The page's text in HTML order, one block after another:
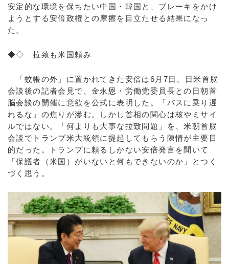
安定的な環境を保ちたい中国・韓国と、ブレーキをかけ
ようとする安倍政権との摩擦を目立たせる結果になっ
た。
◆◇ 拉致も米国頼み
「蚊帳の外」に置かれてきた安倍は6月7日、日米首脳
会談後の記者会見で、金永恩・労働党委員長との日朝首
脳会談の開催に意欲を公式に表明した。「バスに乗り遅
れるな」の焦りが滲む。しかし首相の関心は核やミサイ
ルではない。「何よりも大事な拉致問題」を、米朝首脳
会談でトランプ米大統領に提起してもらう陳情が主要目
的だった。トランプに頼るしかない安倍発言を聞いて
「保護者（米国）がいないと何もできないのか」とつく
づく思う。